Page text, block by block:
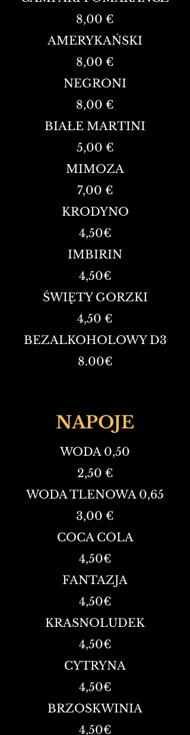
8,00 €
AMERYKAŃSKI
8,00 €
NEGRONI
8,00 €
BIAŁE MARTINI
5,00 €
MIMOZA
7,00 €
KRODYNO
4,50€
IMBIRIN
4,50€
ŚWIĘTY GORZKI
4,50 €
BEZALKOHOLOWY D3
8.00€
NAPOJE
WODA 0,50
2,50 €
WODA TLENOWA 0,65
3,00 €
COCA COLA
4,50€
FANTAZJA
4,50€
KRASNOLUDEK
4,50€
CYTRYNA
4,50€
BRZOSKWINIA
4,50€